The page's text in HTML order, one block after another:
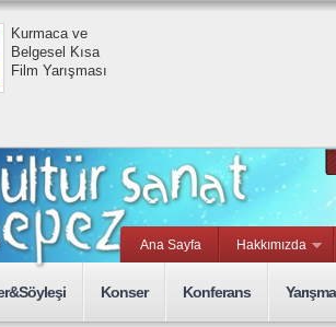
Kurmaca ve
Belgesel Kısa
Film Yarışması
Ana Sayfa Hakkımızda
Konser Konferans Yarışma